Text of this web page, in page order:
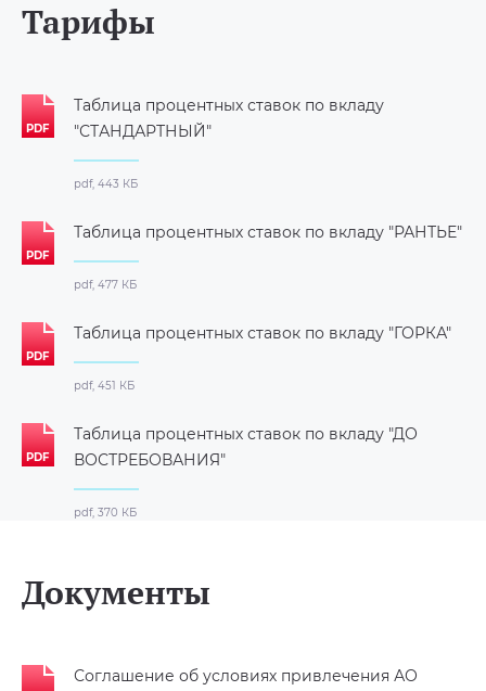
Тарифы
Таблица процентных ставок по вкладу
"СТАНДАРТНЫЙ"
pdf, 443 КБ
Таблица процентных ставок по вкладу "РАНТЬЕ"
pdf, 477 КБ
Таблица процентных ставок по вкладу "ГОРКА"
pdf, 451 КБ
Таблица процентных ставок по вкладу "ДО
ВОСТРЕБОВАНИЯ"
pdf, 370 КБ
Документы
Соглашение об условиях привлечения АО